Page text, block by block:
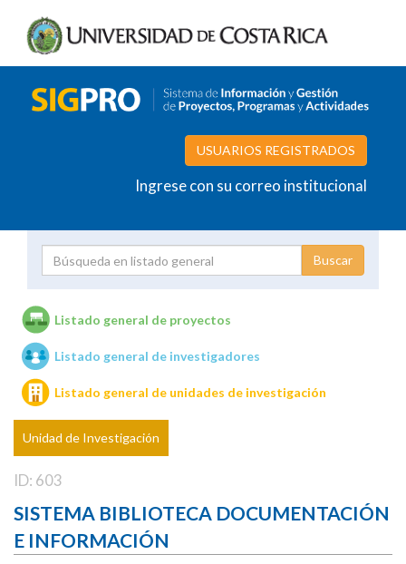
USUARIOS REGISTRADOS
Ingrese con su correo institucional
Unidades de investigación
Listado general de proyectos
Listado general de investigadores
Listado general de unidades de investigación
Unidad de Investigación
ID: 603
SISTEMA BIBLIOTECA DOCUMENTACIÓN
E INFORMACIÓN